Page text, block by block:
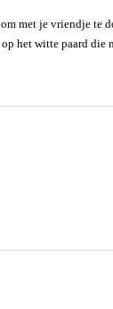
met je vriendje te
het witte paard